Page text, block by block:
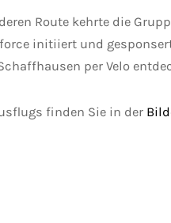
Route kehrte die
initiiert und
per Velo
finden Sie in der